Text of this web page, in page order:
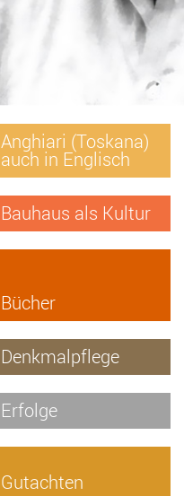
Anghiari (Toskana)
auch in Englisch
Bauhaus als Kultur
Bücher
Denkmalpflege
Erfolge
Gutachten